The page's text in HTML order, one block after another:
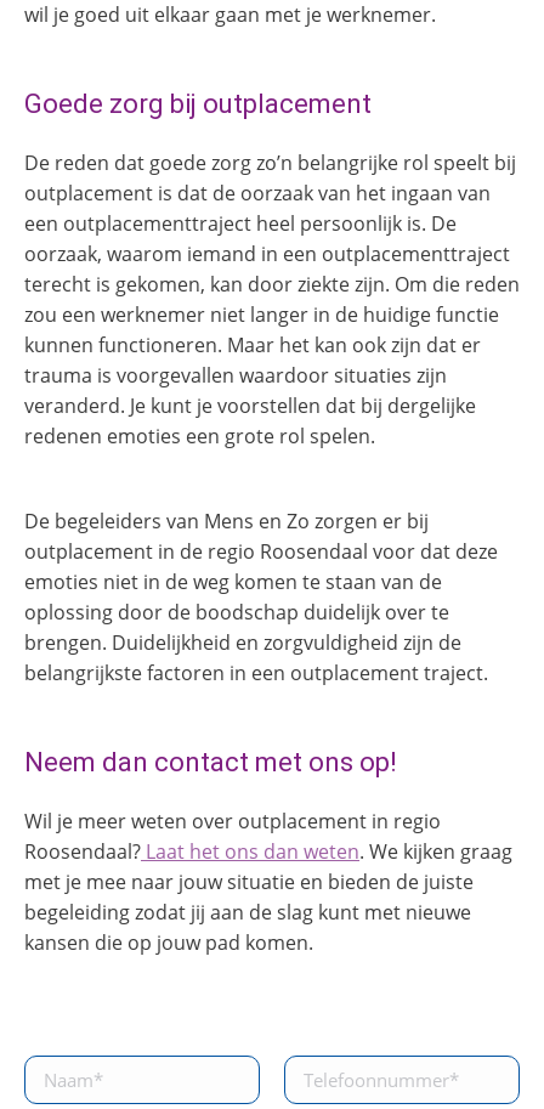
wil je goed uit elkaar gaan met je werknemer.
Goede zorg bij outplacement
De reden dat goede zorg zo’n belangrijke rol speelt bij
outplacement is dat de oorzaak van het ingaan van
een outplacementtraject heel persoonlijk is. De
oorzaak, waarom iemand in een outplacementtraject
terecht is gekomen, kan door ziekte zijn. Om die reden
zou een werknemer niet langer in de huidige functie
kunnen functioneren. Maar het kan ook zijn dat er
trauma is voorgevallen waardoor situaties zijn
veranderd. Je kunt je voorstellen dat bij dergelijke
redenen emoties een grote rol spelen.
De begeleiders van Mens en Zo zorgen er bij
outplacement in de regio Roosendaal voor dat deze
emoties niet in de weg komen te staan van de
oplossing door de boodschap duidelijk over te
brengen. Duidelijkheid en zorgvuldigheid zijn de
belangrijkste factoren in een outplacement traject.
Neem dan contact met ons op!
Wil je meer weten over outplacement in regio
Roosendaal? Laat het ons dan weten. We kijken graag
met je mee naar jouw situatie en bieden de juiste
begeleiding zodat jij aan de slag kunt met nieuwe
kansen die op jouw pad komen.